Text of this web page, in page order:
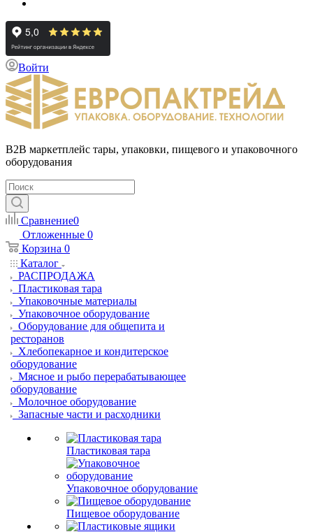
Войти
B2B маркетплейс тары, упаковки, пищевого и упаковочного
оборудования
Сравнение0
Отложенные 0
Корзина 0
Каталог
РАСПРОДАЖА
Пластиковая тара
Упаковочные материалы
Упаковочное оборудование
Оборудование для общепита и
ресторанов
Хлебопекарное и кондитерское
оборудование
Мясное и рыбо перерабатывающее
оборудование
Молочное оборудование
Запасные части и расходники
Пластиковая тара
Упаковочное оборудование
Пищевое оборудование